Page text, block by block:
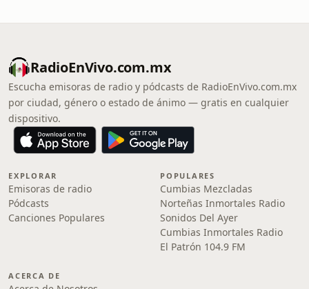
RadioEnVivo.com.mx
Escucha emisoras de radio y pódcasts de RadioEnVivo.com.mx
por ciudad, género o estado de ánimo — gratis en cualquier
dispositivo.
EXPLORAR
Emisoras de radio
Pódcasts
Canciones Populares
POPULARES
Cumbias Mezcladas
Norteñas Inmortales Radio
Sonidos Del Ayer
Cumbias Inmortales Radio
El Patrón 104.9 FM
ACERCA DE